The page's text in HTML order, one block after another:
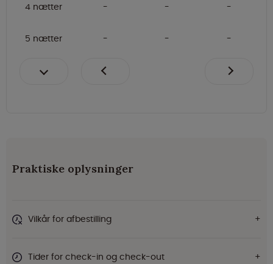
4 nætter
5 nætter
Praktiske oplysninger
Vilkår for afbestilling
Tider for check-in og check-out